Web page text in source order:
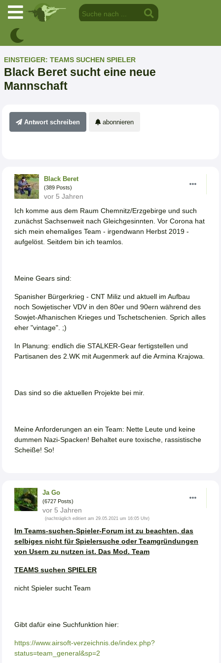
EINSTEIGER: TEAMS SUCHEN SPIELER
Black Beret sucht eine neue
Mannschaft
Antwort schreiben abonnieren
Black Beret
(389 Posts)
vor 5 Jahren
Ich komme aus dem Raum Chemnitz/Erzgebirge und such
zunächst Sachsenweit nach Gleichgesinnten. Vor Corona hat
sich mein ehemaliges Team - irgendwann Herbst 2019 -
aufgelöst. Seitdem bin ich teamlos.
Meine Gears sind:
Spanisher Bürgerkrieg - CNT Miliz und aktuell im Aufbau
noch Sowjetischer VDV in den 80er und 90ern während des
Sowjet-Afhanischen Krieges und Tschetschenien. Sprich alles
eher "vintage". ;)
In Planung: endlich die STALKER-Gear fertigstellen und
Partisanen des 2.WK mit Augenmerk auf die Armina Krajowa.
Das sind so die aktuellen Projekte bei mir.
Meine Anforderungen an ein Team: Nette Leute und keine
dummen Nazi-Spacken! Behaltet eure toxische, rassistische
Scheiße! So!
Ja Go
(6727 Posts)
vor 5 Jahren
(nachträglich editiert am 29.05.2021 um 16:05 Uhr)
Im Teams-suchen-Spieler-Forum ist zu beachten, das
selbiges nicht für Spielersuche oder Teamgründungen
von Usern zu nutzen ist. Das Mod. Team
TEAMS suchen SPIELER
nicht Spieler sucht Team
Gibt dafür eine Suchfunktion hier:
https://www.airsoft-verzeichnis.de/index.php?
status=team_general&sp=2